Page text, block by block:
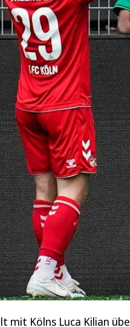
mit Kölns Luca Kilian